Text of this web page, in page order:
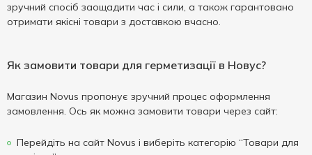
зручний спосіб заощадити час і сили, а також гарантовано
отримати якісні товари з доставкою вчасно.
Як замовити товари для герметизації в Новус?
Магазин Novus пропонує зручний процес оформлення
замовлення. Ось як можна замовити товари через сайт:
Перейдіть на сайт Novus і виберіть категорію “Товари для